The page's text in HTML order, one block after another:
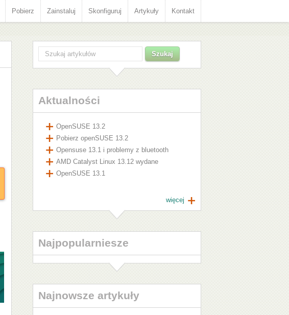
Pobierz Zainstaluj Skonfiguruj Artykuły Kontakt
Aktualności
OpenSUSE 13.2
Pobierz openSUSE 13.2
Opensuse 13.1 i problemy z bluetooth
AMD Catalyst Linux 13.12 wydane
OpenSUSE 13.1
więcej
Najpopularniesze
Najnowsze artykuły